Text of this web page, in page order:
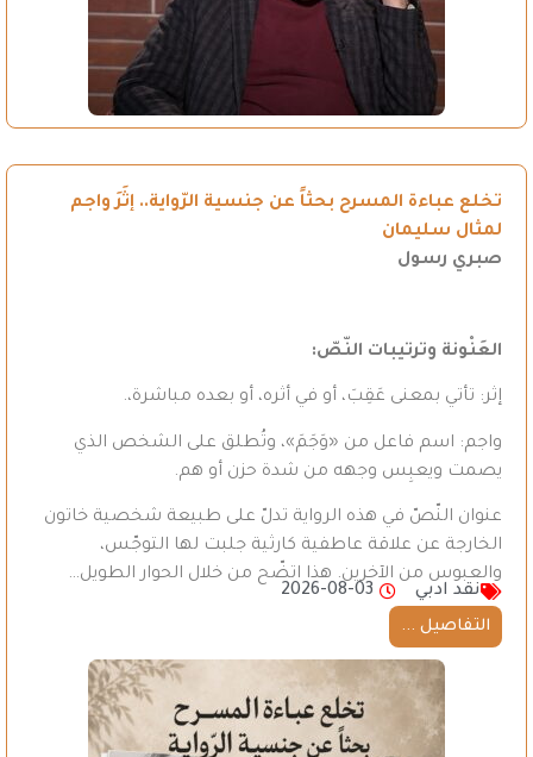
تخلع عباءة المسرح بحثاً عن جنسية الرّواية.. إثَرَ واجم
لمثال سليمان
صبري رسول
العَنْونة وترتيبات النّصّ:
إثر: تأتي بمعنى عَقِبَ، أو في أثره، أو بعده مباشرة،.
واجم: اسم فاعل من «وَجَمَ»، وتُطلق على الشخص الذي
يصمت ويعبِس وجهه من شدة حزن أو هم.
عنوان النّصّ في هذه الرواية تدلّ على طبيعة شخصية خاتون
الخارجة عن علاقة عاطفية كارثية جلبت لها التوجّس،
والعبوس من الآخرين. هذا اتضّح من خلال الحوار الطويل…
نقد ادبي
2026-08-03
التفاصيل ...